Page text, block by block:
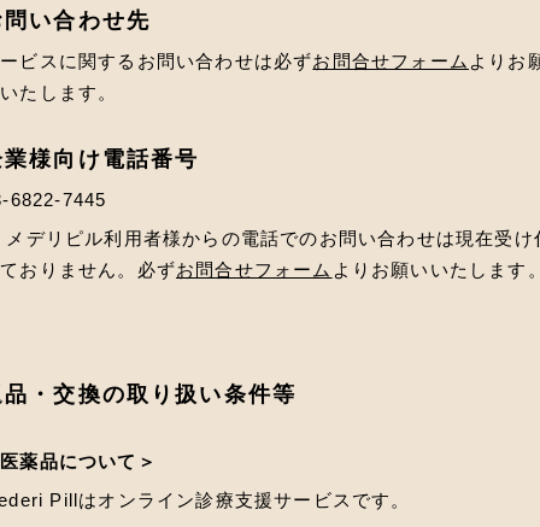
問い合わせ先
ビスに関するお問い合わせは必ずお問合せフォーム よりお
たします。
業様向け電話番号
6822-7445
デリピル利用者様からの電話でのお問い合わせは現在受け
おりません。必ずお問合せフォーム よりお願いいたします。
品・交換の取り扱い条件等
薬品について＞
Pillはオンライン診療支援サービスです。